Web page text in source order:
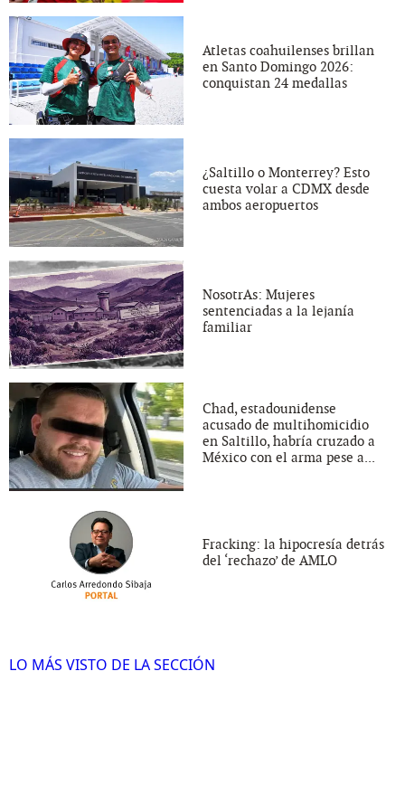
Atletas coahuilenses brillan
en Santo Domingo 2026:
conquistan 24 medallas
¿Saltillo o Monterrey? Esto
cuesta volar a CDMX desde
ambos aeropuertos
NosotrAs: Mujeres
sentenciadas a la lejanía
familiar
Chad, estadounidense
acusado de multihomicidio
en Saltillo, habría cruzado a
México con el arma pese a...
Fracking: la hipocresía detrás
del ‘rechazo’ de AMLO
LO MÁS VISTO DE LA SECCIÓN